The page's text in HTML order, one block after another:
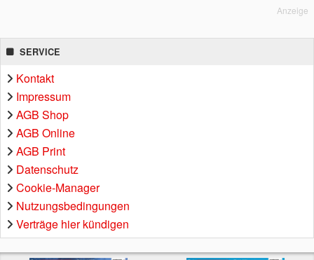
Anzeige
SERVICE
Kontakt
Impressum
AGB Shop
AGB Online
AGB Print
Datenschutz
Cookie-Manager
Nutzungsbedingungen
Verträge hier kündigen